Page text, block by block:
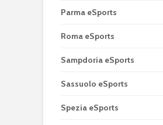
Parma eSports
Roma eSports
Sampdoria eSports
Sassuolo eSports
Spezia eSports